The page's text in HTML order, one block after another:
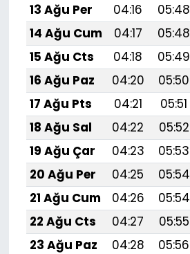
13 Ağu Per
04:16 05:48
14 Ağu Cum
04:17 05:48
15 Ağu Cts
04:18 05:49
16 Ağu Paz
04:20 05:50
17 Ağu Pts
04:21 05:51
18 Ağu Sal
04:22 05:52
19 Ağu Çar
04:23 05:53
20 Ağu Per
04:25 05:54
21 Ağu Cum
04:26 05:54
22 Ağu Cts
04:27 05:55
23 Ağu Paz
04:28 05:56